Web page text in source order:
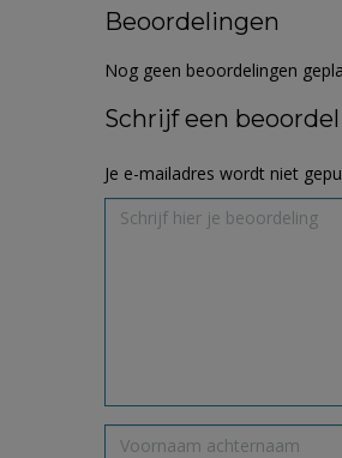
Beoordelingen
Nog geen beoordelingen
Schrijf een
Je e-mailadres wordt niet